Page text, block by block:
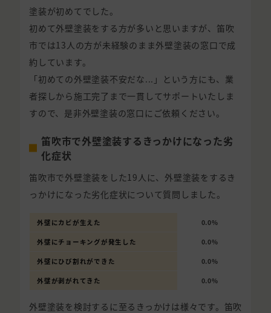
塗装が初めてでした。
初めて外壁塗装をする方が多いと思いますが、笛吹
市では13人の方が未経験のまま外壁塗装の窓口で成
約しています。
「初めての外壁塗装不安だな...」という方にも、業
者探しから施工完了まで一貫してサポートいたしま
すので、是非外壁塗装の窓口にご依頼ください。
笛吹市で外壁塗装するきっかけになった劣
化症状
笛吹市で外壁塗装をした19人に、外壁塗装をするき
っかけになった劣化症状について質問しました。
外壁にカビが生えた 0.0%
外壁にチョーキングが発生した 0.0%
外壁にひび割れができた 0.0%
外壁が剥がれてきた 0.0%
外壁塗装を検討するに至るきっかけは様々です。笛吹